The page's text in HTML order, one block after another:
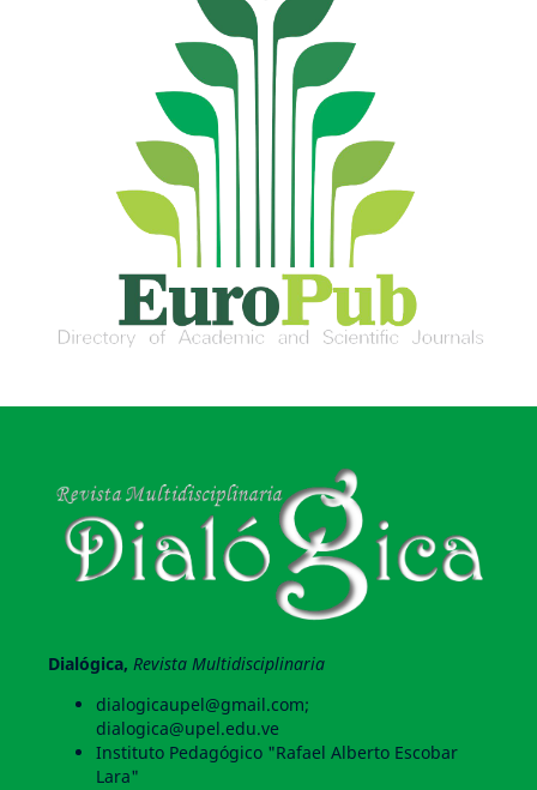
Dialógica, Revista Multidisciplinaria
dialogicaupel@gmail.com;
dialogica@upel.edu.ve
Instituto Pedagógico "Rafael Alberto Escobar
Lara"